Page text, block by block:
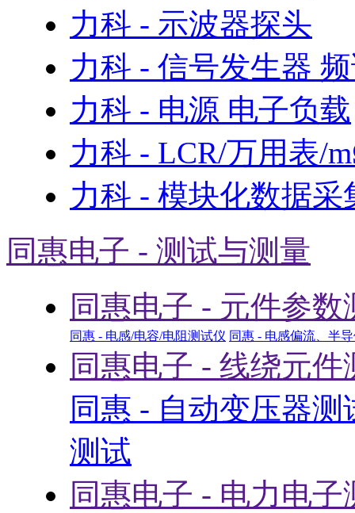
力科 - 示波器探头
力科 - 信号发生器
力科 - 电源 电子负载
力科 - LCR/万用表/
力科 - 模块化数据采
同惠电子 - 测试与测量
同惠电子 - 元件参数
同惠 - 电感/电容/电阻测试仪 同惠 - 电感偏流、半
同惠电子 - 线绕元件
同惠 - 自动变压器测
测试
同惠电子 - 电力电子